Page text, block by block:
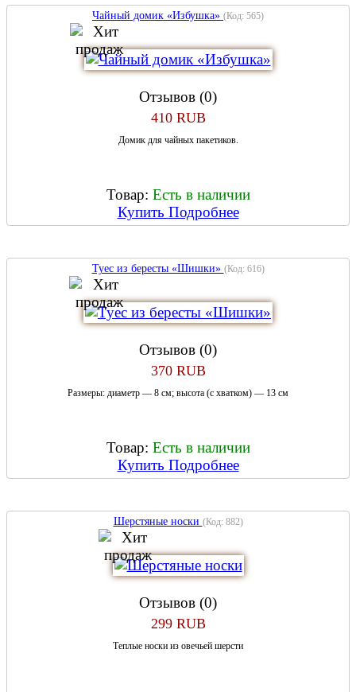
Чайный домик «Избушка» (Код: 565)
Отзывов (0)
410 RUB
Домик для чайных пакетиков.
Товар: Есть в наличии
Купить Подробнее
Туес из бересты «Шишки» (Код: 616)
Отзывов (0)
370 RUB
Размеры: диаметр — 8 см; высота (с хватком) — 13 см
Товар: Есть в наличии
Купить Подробнее
Шерстяные носки (Код: 882)
Отзывов (0)
299 RUB
Теплые носки из овечьей шерсти